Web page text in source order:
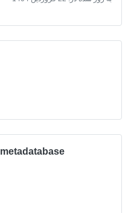
metadatabase